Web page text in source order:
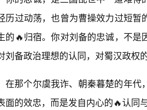
历过动荡，也曾为曹操效力过短
的🔥归宿。你对刘备的忠诚，不
刘备政治理想的认同，对蜀汉政权
在那个尔虞我诈、朝秦暮楚的年代
面的效忠，而是发自内心的🔥认同